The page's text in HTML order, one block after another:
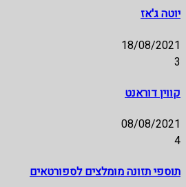
יוטה ג'אז
18/08/2021
3
קווין דוראנט
08/08/2021
4
תוספי תזונה מומלצים לספורטאים